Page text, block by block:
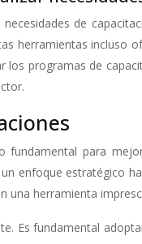
de
herramientas
programas de
para
enfoque estratégico
una herramienta
Es fundamental